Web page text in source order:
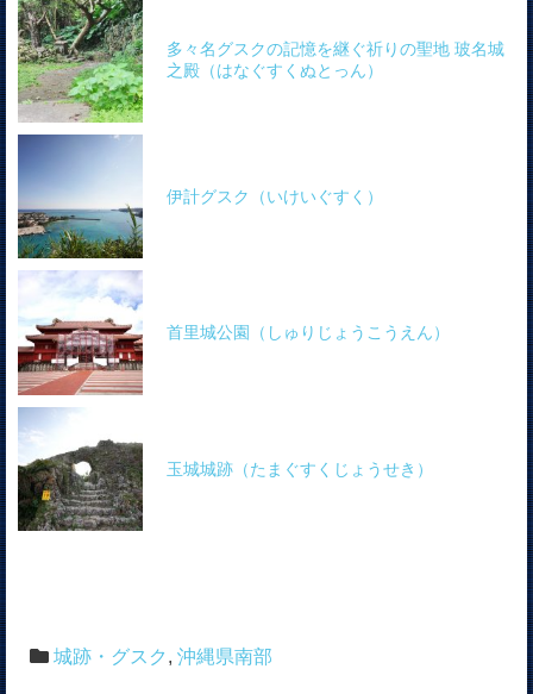
多々名グスクの記憶を継ぐ祈りの聖地 玻名城
之殿（はなぐすくぬとっん）
伊計グスク（いけいぐすく）
首里城公園（しゅりじょうこうえん）
玉城城跡（たまぐすくじょうせき）
城跡・グスク , 沖縄県南部